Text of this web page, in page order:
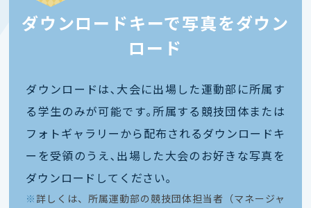
ダウンロードキーで写真をダウン
ロード
ダウンロードは､大会に出場した運動部に所属す
る学生のみが可能です｡所属する競技団体または
フォトギャラリーから配布されるダウンロードキ
ーを受領のうえ､出場した大会のお好きな写真を
ダウンロードしてください｡
※ 詳しくは、所属運動部の競技団体担当者（マネージャ